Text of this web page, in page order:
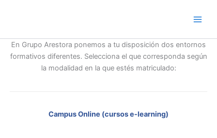
En Grupo Arestora ponemos a tu disposición dos entornos
formativos diferentes. Selecciona el que corresponda según
la modalidad en la que estés matriculado:
Campus Online (cursos e-learning)